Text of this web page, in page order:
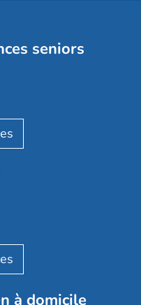
seniors
à domicile